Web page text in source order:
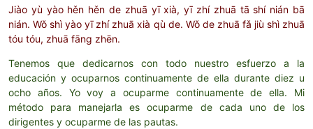
Jiào yù yào hěn hěn de zhuā yī xià, yī zhí zhuā tā shí nián bā
nián. Wǒ shì yào yī zhí zhuā xià qù de. Wǒ de zhuā fǎ jiù shì zhuā
tóu tóu, zhuā fāng zhēn.
Tenemos que dedicarnos con todo nuestro esfuerzo a la
educación y ocuparnos continuamente de ella durante diez u
ocho años. Yo voy a ocuparme continuamente de ella. Mi
método para manejarla es ocuparme de cada uno de los
dirigentes y ocuparme de las pautas.